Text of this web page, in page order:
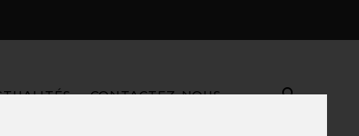
CONTACTEZ-NOUS 